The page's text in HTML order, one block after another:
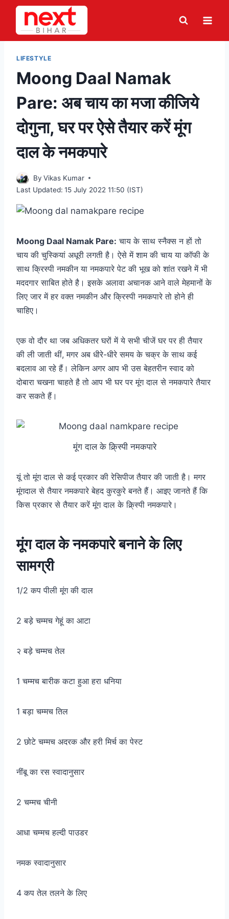
Skip
content
LIFESTYLE
Moong Daal Namak
Pare: अब चाय का मजा कीजिये
दोगुना, घर पर ऐसे तैयार करें मूंग
दाल के नमकपारे
By Vikas Kumar
Last Updated: 15 July 2022 11:50 (IST)
Moong Daal Namak Pare: चाय के साथ स्नैक्स न हों तो
चाय की चुस्कियां अधूरी लगती है। ऐसे में शाम की चाय या कॉफी के
साथ क्रिस्पी नमकीन या नमकपारे पेट की भूख को शांत रखने में भी
मददगार साबित होते है। इसके अलावा अचानक आने वाले मेहमानों के
लिए जार में हर वक्त नमकीन और क्रिस्पी नमकपारे तो होने ही
चाहिए।
एक वो दौर था जब अधिकतर घरों में ये सभी चीजें घर पर ही तैयार
की ली जाती थीं, मगर अब धीरे-धीरे समय के चक्र के साथ कई
बदलाव आ रहे हैं। लेकिन अगर आप भी उस बेहतरीन स्वाद को
दोबारा चखना चाहते है तो आप भी घर पर मूंग दाल से नमकपारे तैयार
कर सकते हैं।
मूंग दाल के क्रि्स्पी नमकपारे
यूं तो मूंग दाल से कई प्रकार की रेसिपीज तैयार की जाती है। मगर
मूंगदाल से तैयार नमकपारे बेहद कुरकुरे बनते हैं। आइए जानते हैं कि
किस प्रकार से तैयार करें मूंग दाल के क्रि्स्पी नमकपारे।
मूंग दाल के नमकपारे बनाने के लिए
सामग्री
1/2 कप पीली मूंग की दाल
2 बड़े चम्मच गेहूं का आटा
२ बड़े चम्मच तेल
1 चम्मच बारीक कटा हुआ हरा धनिया
1 बड़ा चम्मच तिल
2 छोटे चम्मच अदरक और हरी मिर्च का पेस्ट
नींबू का रस स्वादानुसार
2 चम्मच चीनी
आधा चम्मच हल्दी पाउडर
नमक स्वादानुसार
4 कप तेल तलने के लिए